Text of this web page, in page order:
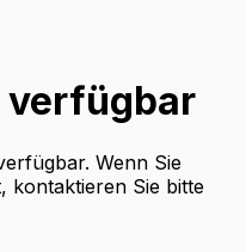
Wenn Sie
kontaktieren Sie bitte